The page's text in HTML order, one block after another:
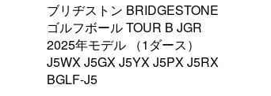
ブリヂストン BRIDGESTONE
ゴルフボール TOUR B JGR
2025年モデル （1ダース）
J5WX J5GX J5YX J5PX J5RX
BGLF-J5